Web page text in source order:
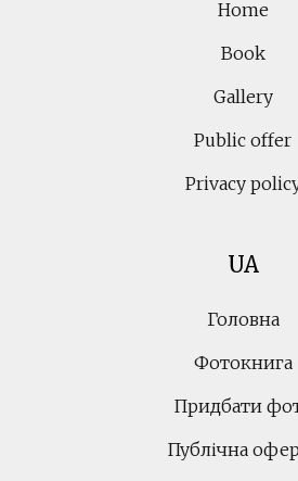
Home
Book
Gallery
Public offer
Privacy
UA
Головна
Фотокнига
Придбати
Публічна